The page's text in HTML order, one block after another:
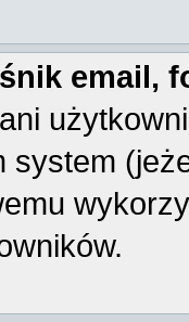
email,